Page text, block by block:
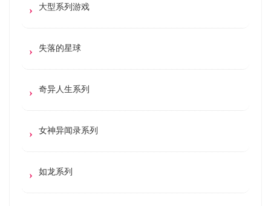
大型系列游戏
失落的星球
奇异人生系列
女神异闻录系列
如龙系列